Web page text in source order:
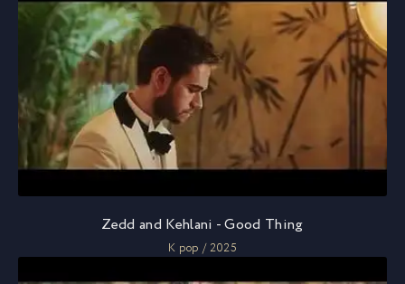
Zedd and Kehlani - Good Thing
K pop / 2025